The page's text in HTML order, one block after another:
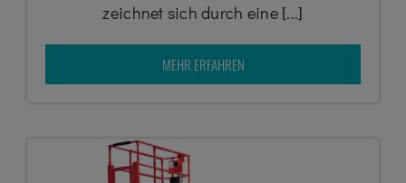
zeichnet sich durch eine [...]
MEHR ERFAHREN